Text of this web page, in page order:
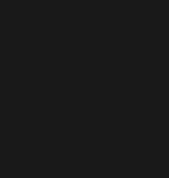
nueva ventana)
ventana)